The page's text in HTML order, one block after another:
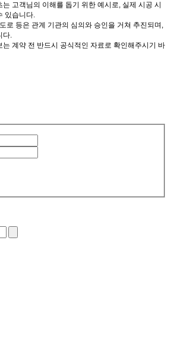
고객님의 이해를 돕기 위한 예시로, 실제 시공 시
있습니다.
로 등은 관계 기관의 심의와 승인을 거쳐 추진되며,
다.
계약 전 반드시 공식적인 자료로 확인해주시기 바